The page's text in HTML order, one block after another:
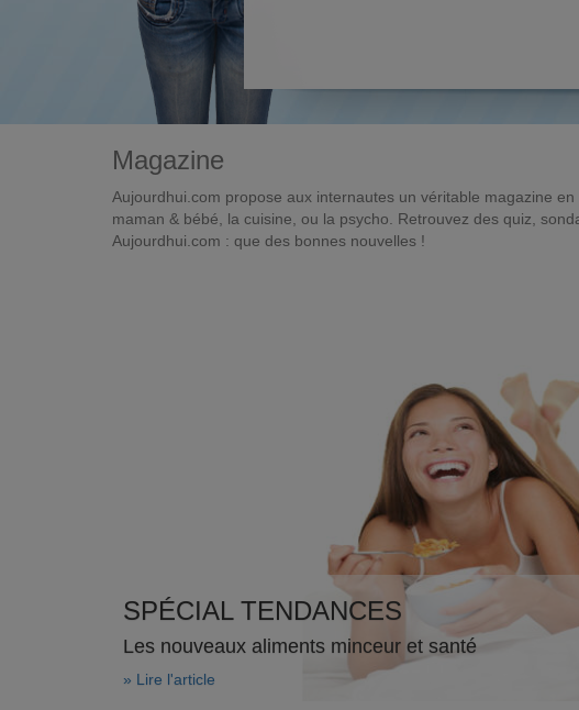
Magazine
Aujourdhui.com propose aux internautes un véritable magazine
maman & bébé, la cuisine, ou la psycho. Retrouvez des quiz,
Aujourdhui.com : que des bonnes nouvelles !
SPÉCIAL TENDANCES
Les nouveaux aliments minceur et santé
» Lire l'article